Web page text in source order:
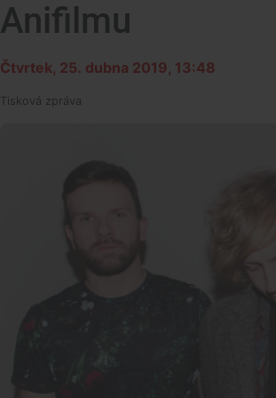
Anifilmu
Čtvrtek, 25. dubna 2019, 13:48
Tisková zpráva